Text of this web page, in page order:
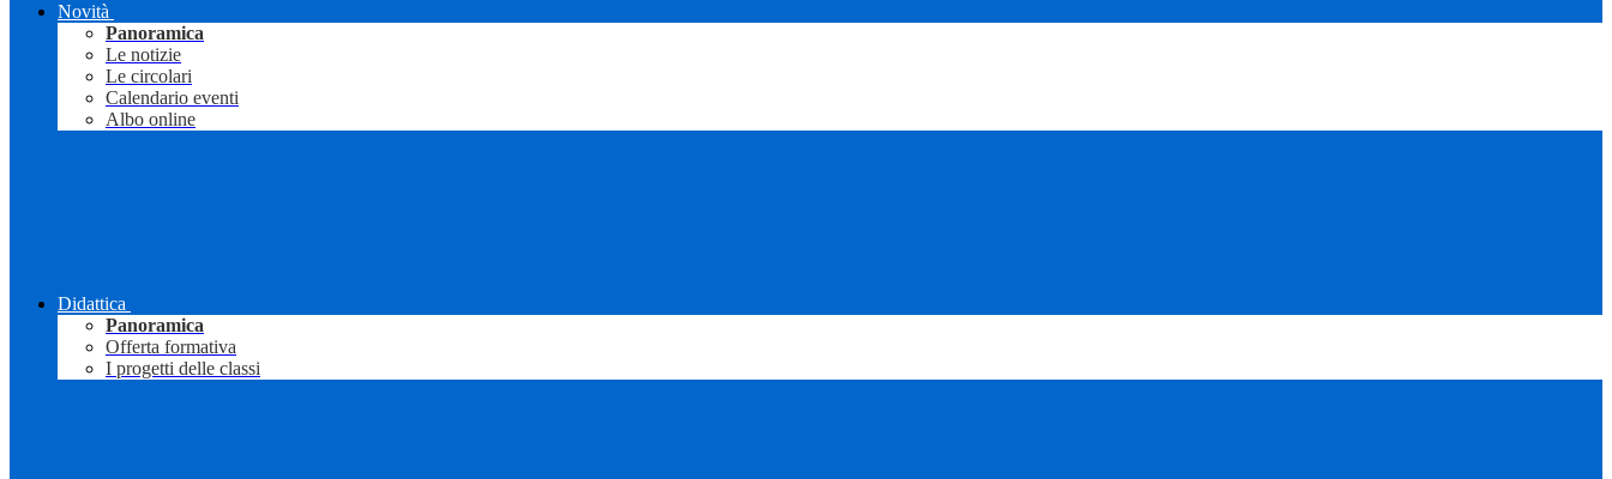
Novità
Panoramica
Le notizie
Le circolari
Calendario eventi
Albo online
Didattica
Panoramica
Offerta formativa
I progetti delle classi